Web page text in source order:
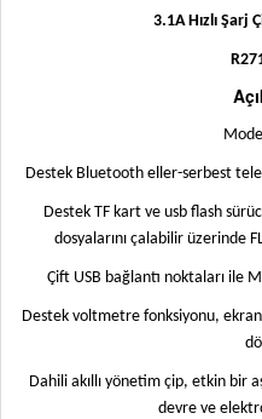
3.1A Hızlı Şarj
Destek Bluetooth eller-serbest
Destek TF kart ve usb flash
dosyalarını çalabilir üzerinde
Çift USB bağlantı noktaları ile
Destek voltmetre fonksiyonu,
Dahili akıllı yönetim çip, etkin bir
devre ve